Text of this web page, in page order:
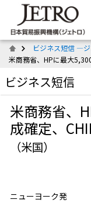
ビジネス短信 ―
米商務省、HPに最大
ビジネス短信
米商務省、
成確定、
（米国）
ニューヨーク発